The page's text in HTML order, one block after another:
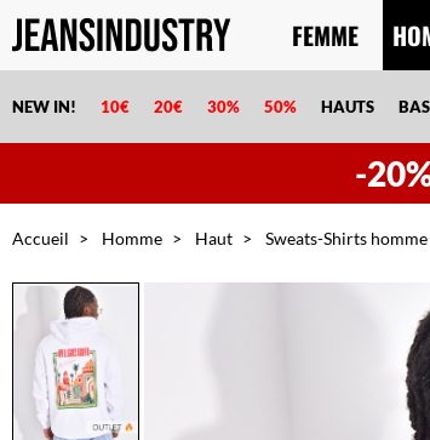
-
FEMME
NEW IN! 10€ 20€ 30% 50% HAUTS BAS
Accueil Homme Haut Sweats-Shirts homme